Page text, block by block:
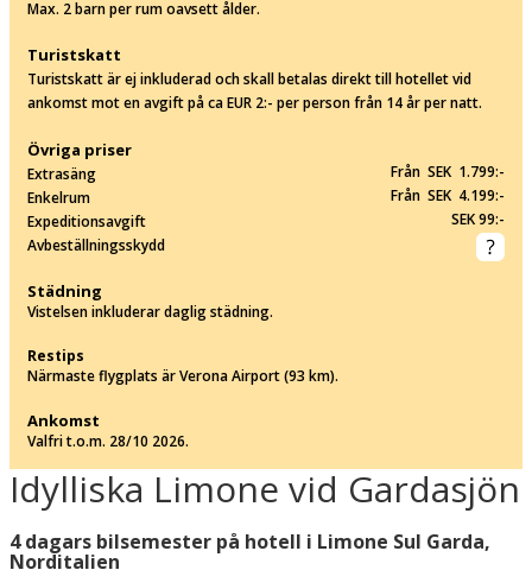
Idylliska Limone vid Gardasjön
4 dagars bilsemester på hotell i Limone Sul Garda,
Norditalien
Max. 2 barn per rum oavsett ålder.
Turistskatt
Turistskatt är ej inkluderad och skall betalas direkt till hotellet vid
ankomst mot en avgift på ca EUR 2:- per person från 14 år per natt.
Övriga priser
Extrasäng
Från SEK 1.799:-
Enkelrum
Från SEK 4.199:-
Expeditionsavgift
SEK 99:-
Avbeställningsskydd
Städning
Vistelsen inkluderar daglig städning.
Restips
Närmaste flygplats är Verona Airport (93 km).
Ankomst
Valfri t.o.m. 28/10 2026.